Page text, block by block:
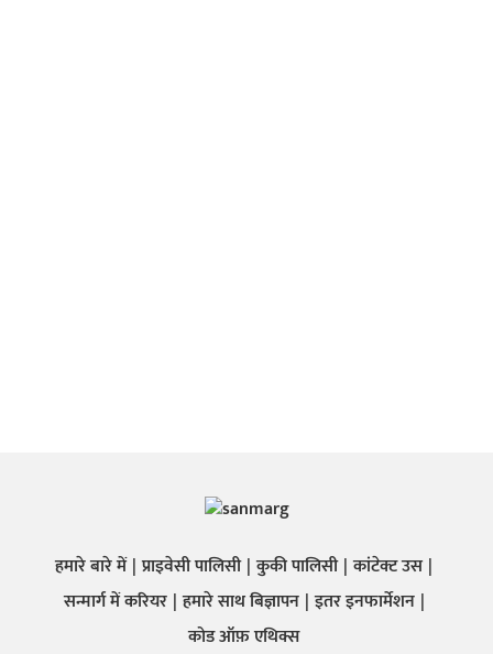
हमारे बारे में प्राइवेसी पालिसी कुकी पालिसी कांटेक्ट उस
सन्मार्ग में करियर हमारे साथ बिज्ञापन इतर इनफार्मेशन
कोड ऑफ़ एथिक्स